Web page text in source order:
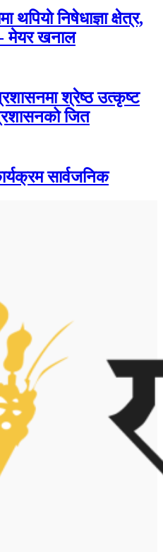
थपियाे निषेधाज्ञा क्षेत्र,
मेयर खनाल
श्रेष्ठ उत्कृष्ट
जित
सार्वजनिक